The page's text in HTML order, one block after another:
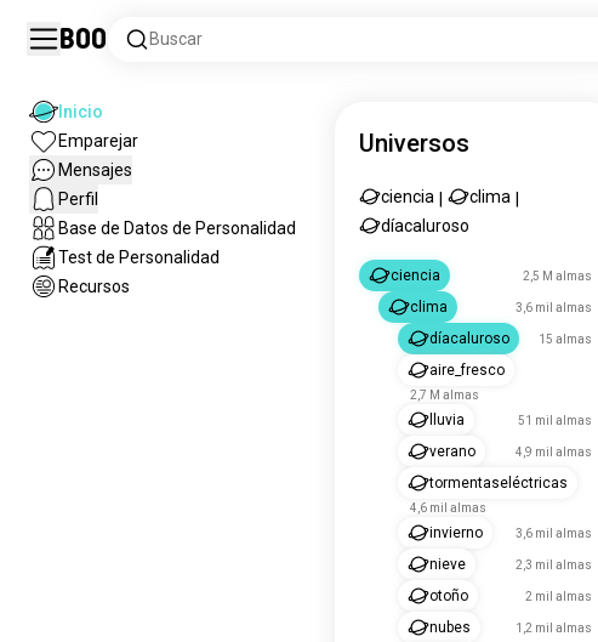
Boo Buscar
Inicio
Emparejar
Mensajes
Perfil
Base de Datos de Personalidad
Test de Personalidad
Recursos
Universos
ciencia clima
díacaluroso
ciencia 2,5 M almas
clima 3,6 mil almas
díacaluroso 15 almas
aire_fresco
2,7 M almas
lluvia 51 mil almas
verano 4,9 mil almas
tormentaseléctricas
4,6 mil almas
invierno 3,6 mil almas
nieve 2,3 mil almas
otoño 2 mil almas
nubes 1,2 mil almas